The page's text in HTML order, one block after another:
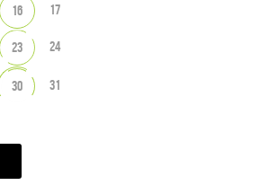
16 17
23 24
30 31